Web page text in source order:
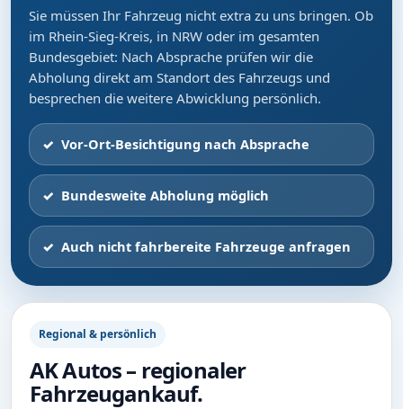
Sie müssen Ihr Fahrzeug nicht extra zu uns bringen. Ob
im Rhein-Sieg-Kreis, in NRW oder im gesamten
Bundesgebiet: Nach Absprache prüfen wir die
Abholung direkt am Standort des Fahrzeugs und
besprechen die weitere Abwicklung persönlich.
Vor-Ort-Besichtigung nach Absprache
Bundesweite Abholung möglich
Auch nicht fahrbereite Fahrzeuge anfragen
Regional & persönlich
AK Autos – regionaler
Fahrzeugankauf.